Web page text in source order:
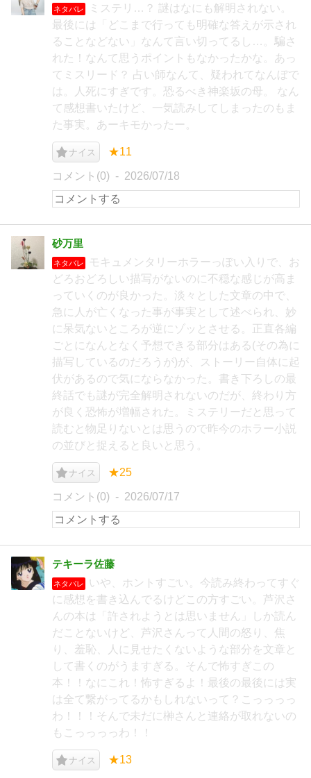
ネタバレ
ミステリ…？ 謎はなにも解明されない。
最後には「どこまで行っても明確な答えが示され
ることなどない」なんて言い切ってるし…。騙さ
れた！なんて思うポイントもなかったかな。あっ
てミスリード？ 占い師なんて、疑われてなんぼで
は。人死にすぎです。恐るべき神楽坂の母。 なん
て感想書いたけど、一気読みしてしまったのもま
た事実。あーキモかったー。
ナイス ★11
コメント(0) 2026/07/18
砂万里
ネタバレ
モキュメンタリーホラーっぽい入りで、お
どろおどろしい描写がないのに不穏な感じが高ま
っていくのが良かった。淡々とした文章の中で、
急に人が亡くなった事が事実として述べられ、妙
に呆気ないところが逆にゾッとさせる。正直各編
ごとになんとなく予想できる部分はある(その為に
描写しているのだろうが)が、ストーリー自体に起
伏があるので気にならなかった。書き下ろしの最
終話でも謎が完全解明されないのだが、終わり方
が良く恐怖が増幅された。ミステリーだと思って
読むと物足りないとは思うので昨今のホラー小説
の並びと捉えると良いと思う。
ナイス ★25
コメント(0) 2026/07/17
テキーラ佐藤
ネタバレ
いや、ホントすごい。今読み終わってすぐ
に感想を書き込んでるけどこの方すごい。芦沢さ
んの本は「許されようとは思いません」しか読ん
だことないけど、芦沢さんって人間の怒り、焦
り、羞恥、人に見せたくないような部分を文章と
して書くのがうますぎる。そんで怖すぎこの
本！！なにこれ！怖すぎるよ！最後の最後には実
は全て繋がってるかもしれないって？こっっっっ
わ！！！そんで未だに榊さんと連絡が取れないの
もこっっっっわ！！
ナイス ★13